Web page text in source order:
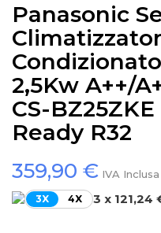
Panasonic
2,5Kw A++/
CS-
Ready R32
359,90 € IVA Inclusa
3X 4X 3 x 121,24